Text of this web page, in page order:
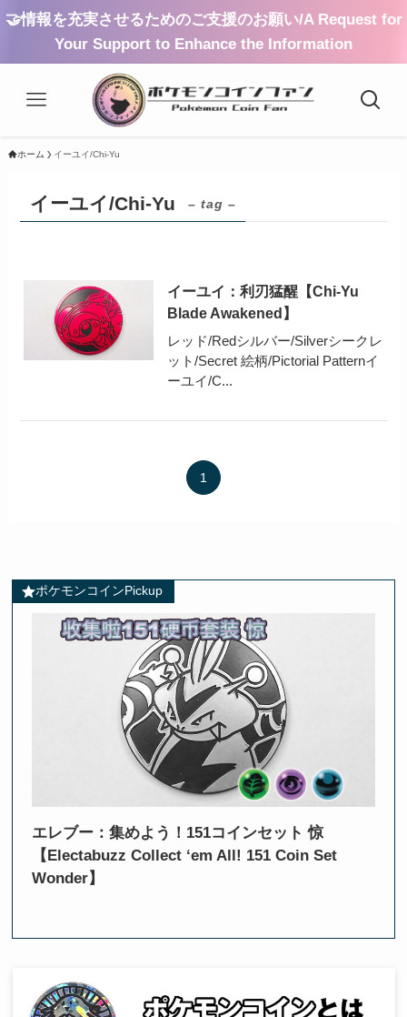
🤝情報を充実させるためのご支援のお願い/A Request for
Your Support to Enhance the Information
ホーム イーユイ/Chi-Yu
イーユイ/Chi-Yu – tag –
イーユイ：利刃猛醒【Chi-Yu
Blade Awakened】
レッド/Redシルバー/Silverシークレ
ット/Secret 絵柄/Pictorial Patternイ
ーユイ/C...
1
ポケモンコインPickup
エレブー：集めよう！151コインセット 惊
【Electabuzz Collect ‘em All! 151 Coin Set
Wonder】